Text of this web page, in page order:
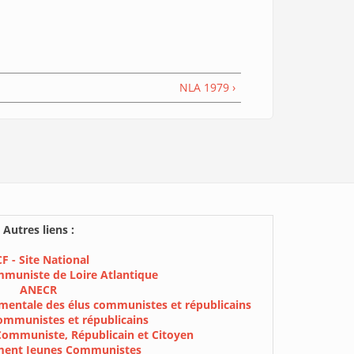
NLA 1979 ›
Autres liens :
- Site National
de Loire Atlantique
ANECR
des élus communistes et républicains
et républicains
Républicain et Citoyen
Jeunes Communistes